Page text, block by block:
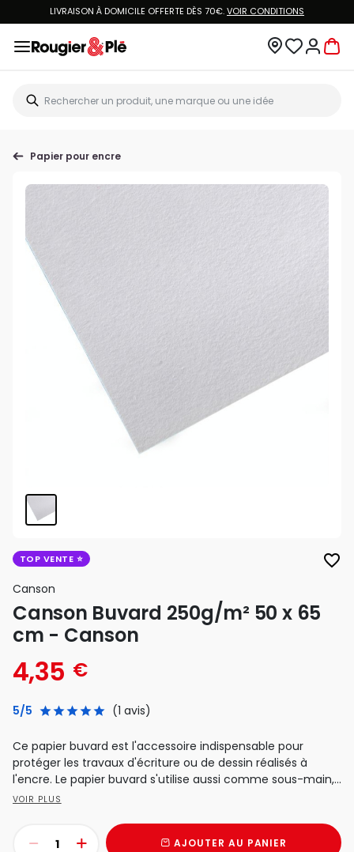
LIVRAISON À DOMICILE OFFERTE DÈS 70€.VOIR CONDITIONS
Papier pour encre
TOP VENTE favorite_border
Canson
Canson Buvard 250g/m² 50 x 65
cm - Canson
4,35 €
5/5 (1 avis)
Ce papier buvard est l'accessoire indispensable pour
protéger les travaux d'écriture ou de dessin réalisés à
l'encre. Le papier buvard s'utilise aussi comme sous-main,...
VOIR PLUS
AJOUTER AU PANIER